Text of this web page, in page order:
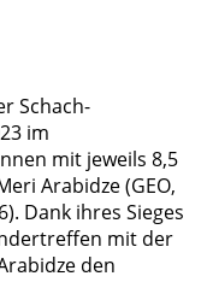
Schach-
im
mit jeweils 8,5
Arabidze (GEO,
Dank ihres Sieges
mit der
den